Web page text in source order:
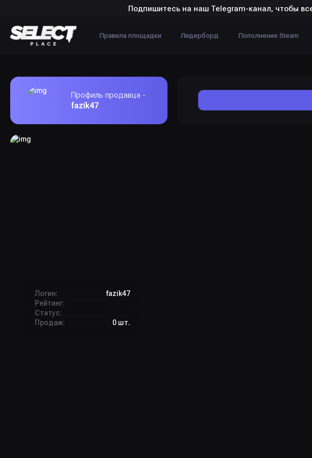
Подпишитесь на наш Telegram-канал, чтобы
Правила площадки Лидерборд Пополнение Steam
Профиль продавца -
fazik47
Логин:
fazik47
Рейтинг:
Статус:
Продаж:
0 шт.